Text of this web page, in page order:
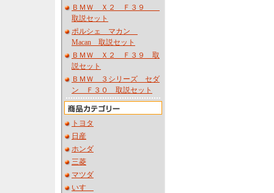
ＢＭＷ Ｘ２ Ｆ３９
取説セット
ポルシェ マカン
Macan 取説セット
ＢＭＷ Ｘ２ Ｆ３９ 取
説セット
ＢＭＷ ３シリーズ セダ
ン Ｆ３０ 取説セット
トヨタ
日産
ホンダ
三菱
マツダ
いすゞ